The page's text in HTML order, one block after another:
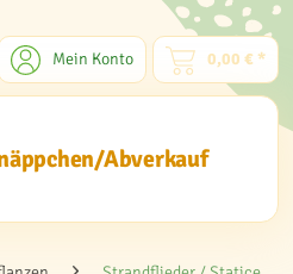
Mein Konto 0,00 € *
Abverkauf